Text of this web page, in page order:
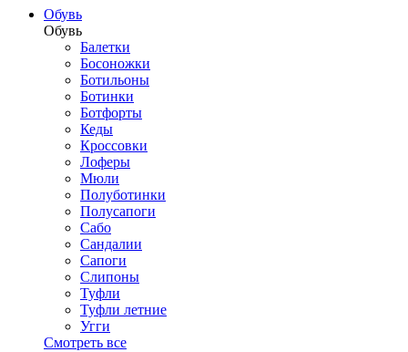
Обувь
Обувь
Балетки
Босоножки
Ботильоны
Ботинки
Ботфорты
Кеды
Кроссовки
Лоферы
Мюли
Полуботинки
Полусапоги
Сабо
Сандалии
Сапоги
Слипоны
Туфли
Туфли летние
Угги
Смотреть все